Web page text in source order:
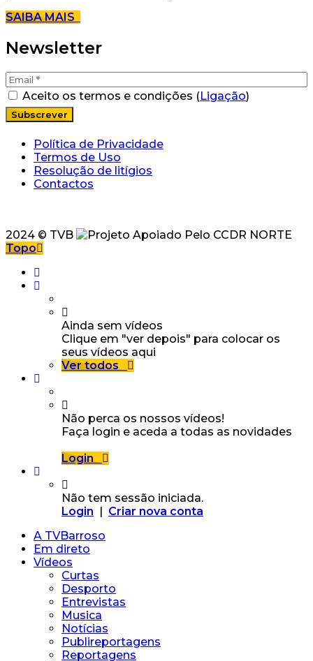
SAIBA MAIS
Newsletter
Aceito os termos e condições (Ligação)
Política de Privacidade
Termos de Uso
Resolução de litígios
Contactos
2024 © TVB
Topo
Ainda sem vídeos
Clique em "ver depois" para colocar os
seus vídeos aqui
Ver todos
Não perca os nossos vídeos!
Faça login e aceda a todas as novidades
Login
Não tem sessão iniciada.
Login | Criar nova conta
A TVBarroso
Em direto
Vídeos
Curtas
Desporto
Entrevistas
Musica
Notícias
Publireportagens
Reportagens